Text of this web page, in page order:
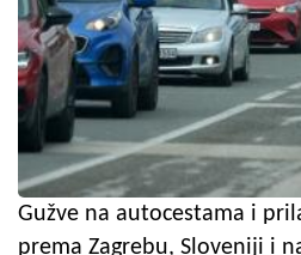
Gužve na autocestama i
prema Zagrebu, Sloveniji i